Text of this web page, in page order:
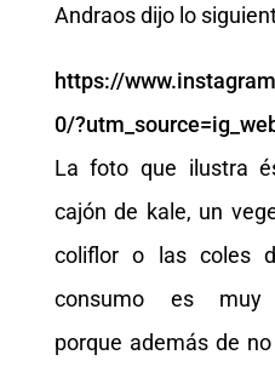
Andraos dijo lo
https://
0/
La foto que ilustra
cajón de kale, un
coliflor o las coles
consumo es muy
porque además de